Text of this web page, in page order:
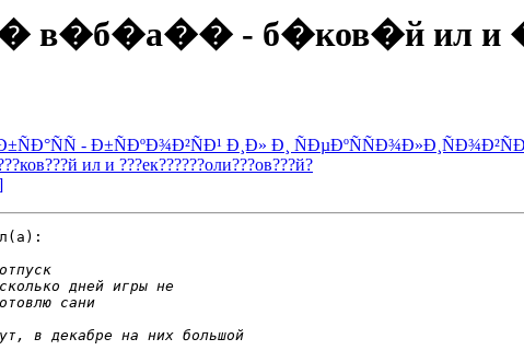
в�б�а�� - б�ков�й ил
- Ð±ÑÐºÐ¾Ð²ÑÐ¹ Ð¸Ð» Ð¸
ил и ???ек??????оли???ов???й?